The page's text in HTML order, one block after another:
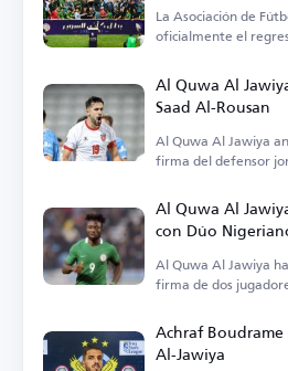
La Asociación de
oficialmente el
Al Quwa Al
Saad Al-Rousan
Al Quwa Al Jawiya
firma del defensor
Al Quwa Al
con Dúo
Al Quwa Al Jawiya
firma de dos
Achraf
Al-Jawiya